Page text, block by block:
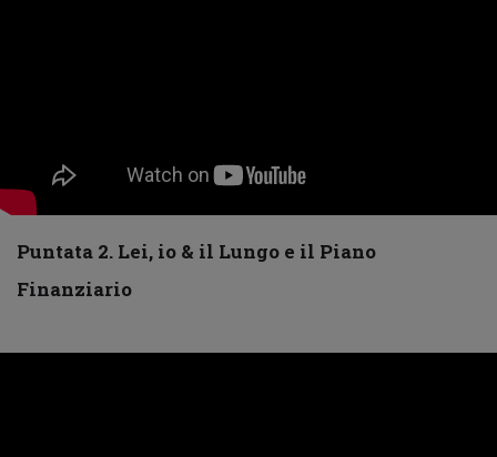
Puntata 2. Lei, io & il Lungo e il Piano
Finanziario